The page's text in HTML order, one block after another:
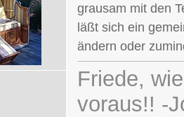
grausam mit den
läßt sich ein
ändern oder
Friede,
voraus!! -